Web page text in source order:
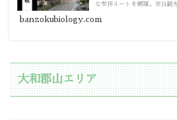
な参拝ルートを網羅。奈良観
banzokubiology.com
大和郡山エリア